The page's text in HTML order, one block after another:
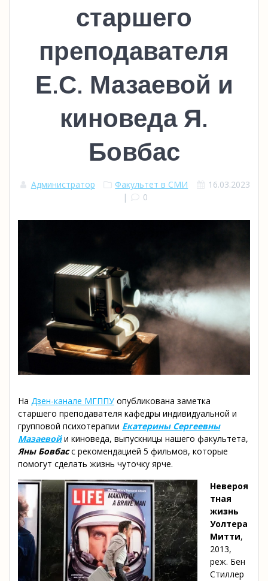
старшего
преподавателя
Е.С. Мазаевой и
киноведа Я.
Бовбас
Администратор Факультет в СМИ
16.03.2023
|
0
На Дзен-канале МГППУ опубликована заметка
старшего преподавателя кафедры индивидуальной и
групповой психотерапии Екатерины Сергеевны
Мазаевойи киноведа, выпускницы нашего факультета,
Яны Бовбасс рекомендацией 5 фильмов, которые
помогут сделать жизнь чуточку ярче.
Невероя
тная
жизнь
Уолтера
Митти,
2013,
реж. Бен
Стиллер